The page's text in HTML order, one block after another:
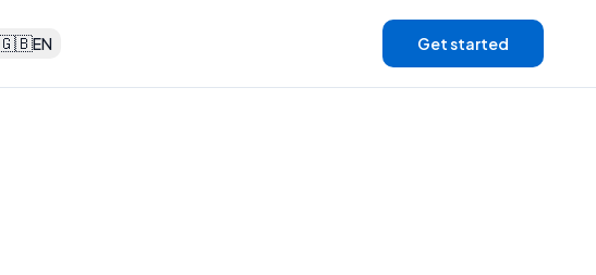
EN Get started